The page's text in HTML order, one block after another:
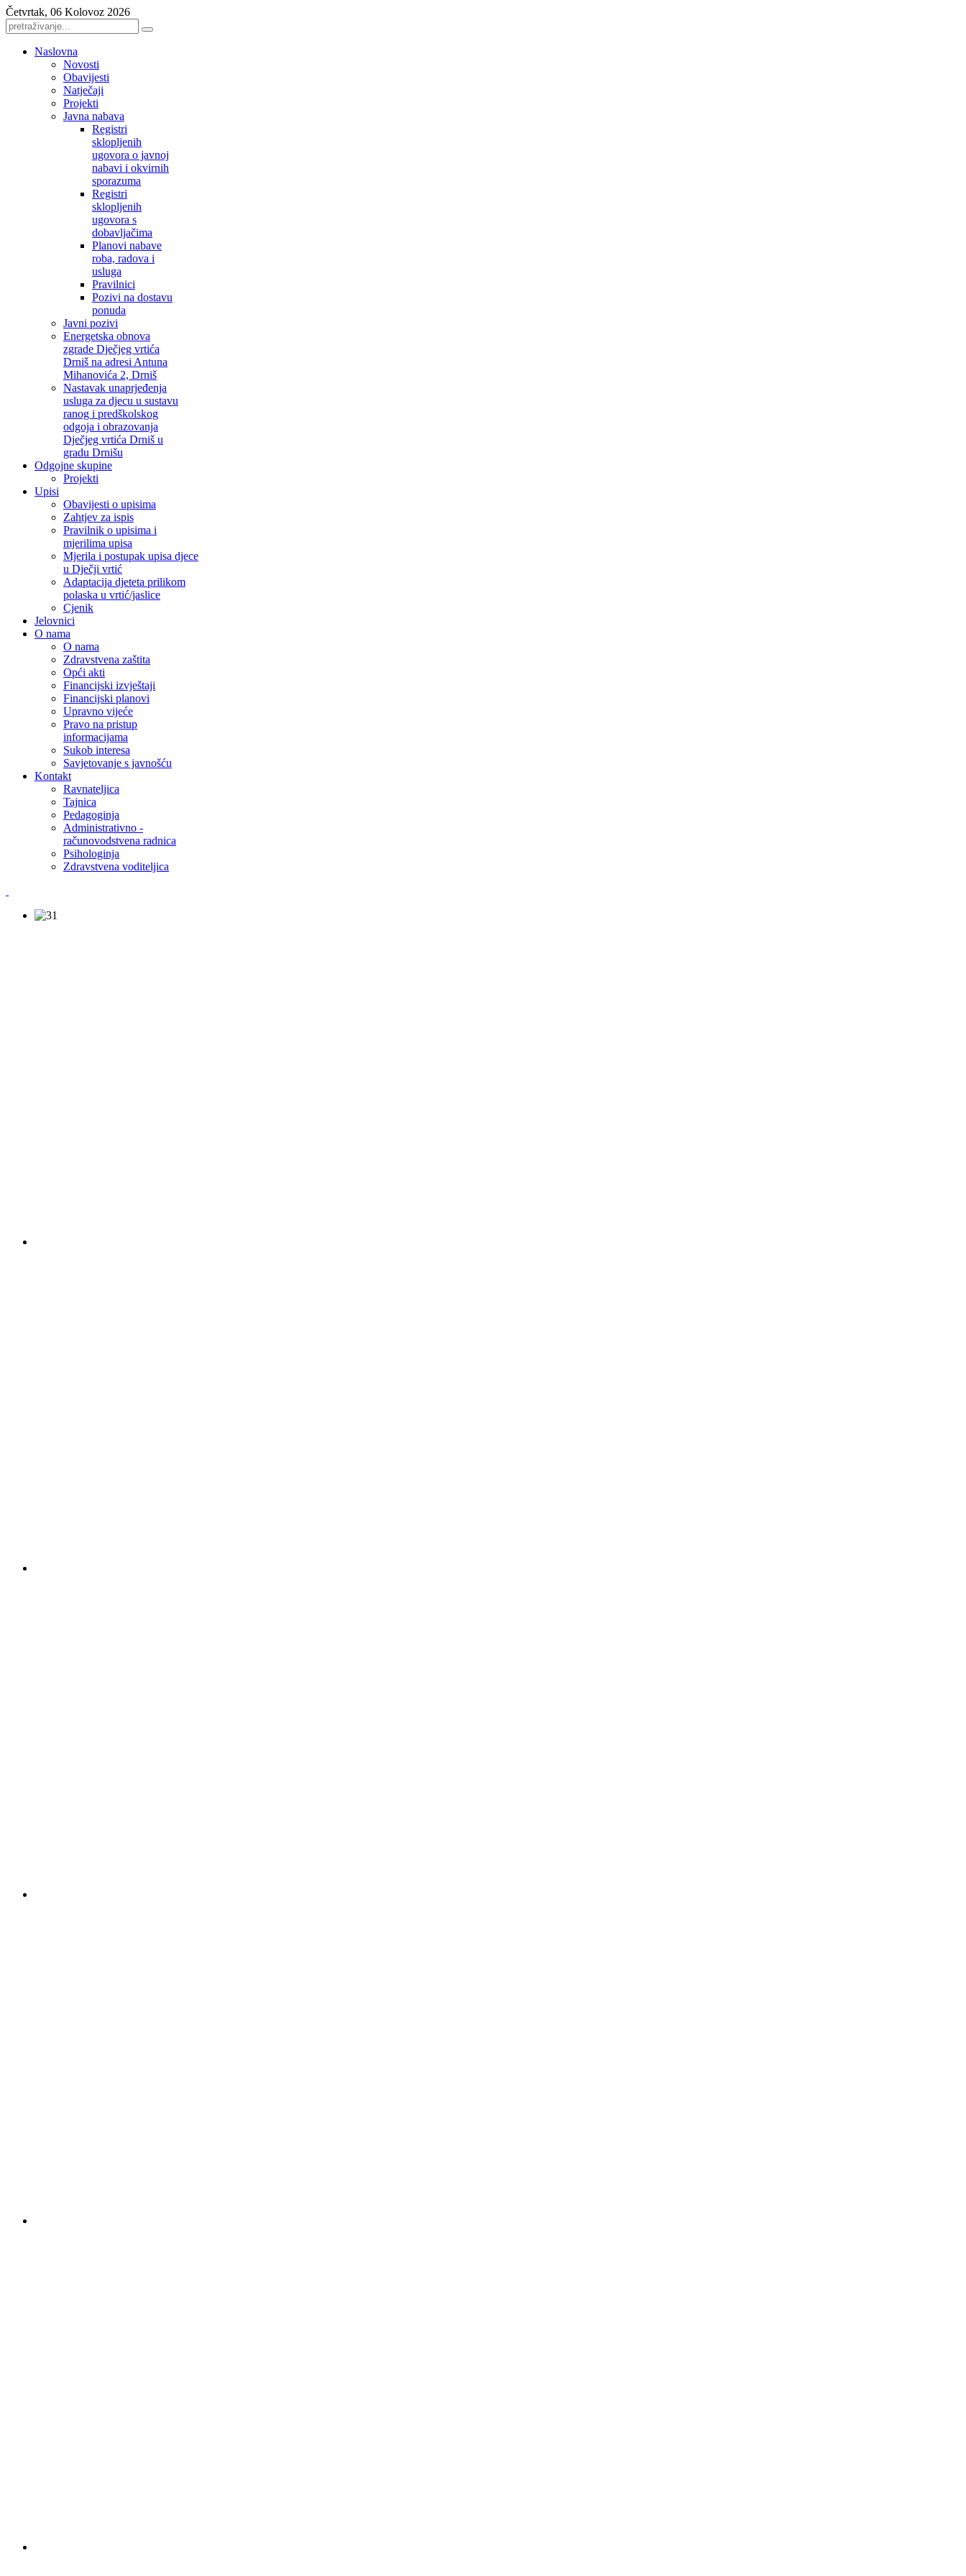
Četvrtak, 06 Kolovoz 2026
Naslovna
Novosti
Obavijesti
Natječaji
Projekti
Javna nabava
Registri
sklopljenih
ugovora o javnoj
nabavi i okvirnih
sporazuma
Registri
sklopljenih
ugovora s
dobavljačima
Planovi nabave
roba, radova i
usluga
Pravilnici
Pozivi na dostavu
ponuda
Javni pozivi
Energetska obnova
zgrade Dječjeg vrtića
Drniš na adresi Antuna
Mihanovića 2, Drniš
Nastavak unaprjeđenja
usluga za djecu u sustavu
ranog i predškolskog
odgoja i obrazovanja
Dječjeg vrtića Drniš u
gradu Drnišu
Odgojne skupine
Projekti
Upisi
Obavijesti o upisima
Zahtjev za ispis
Pravilnik o upisima i
mjerilima upisa
Mjerila i postupak upisa djece
u Dječji vrtić
Adaptacija djeteta prilikom
polaska u vrtić/jaslice
Cjenik
Jelovnici
O nama
O nama
Zdravstvena zaštita
Opći akti
Financijski izvještaji
Financijski planovi
Upravno vijeće
Pravo na pristup
informacijama
Sukob interesa
Savjetovanje s javnošću
Kontakt
Ravnateljica
Tajnica
Pedagoginja
Administrativno -
računovodstvena radnica
Psihologinja
Zdravstvena voditeljica